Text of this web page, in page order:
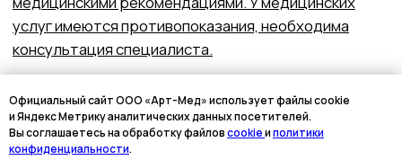
Официальный сайт ООО «Арт-Мед» использует файлы cookie
и Яндекс Метрику аналитических данных посетителей.
Вы соглашаетесь на обработку файловcookieиполитики
конфиденциальности.